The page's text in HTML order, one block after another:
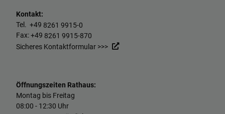
Kontakt:
Tel. +49 8261 9915-0
Fax: +49 8261 9915-870
Sicheres Kontaktformular >>>
Öffnungszeiten Rathaus:
Montag bis Freitag
08:00 - 12:30 Uhr